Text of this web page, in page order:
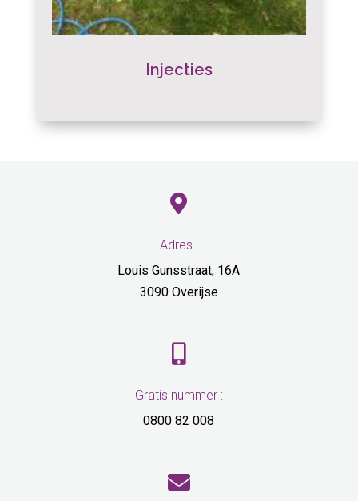
Injecties

Adres :
Louis Gunsstraat, 16A
3090 Overijse

Gratis nummer :
0800 82 008
